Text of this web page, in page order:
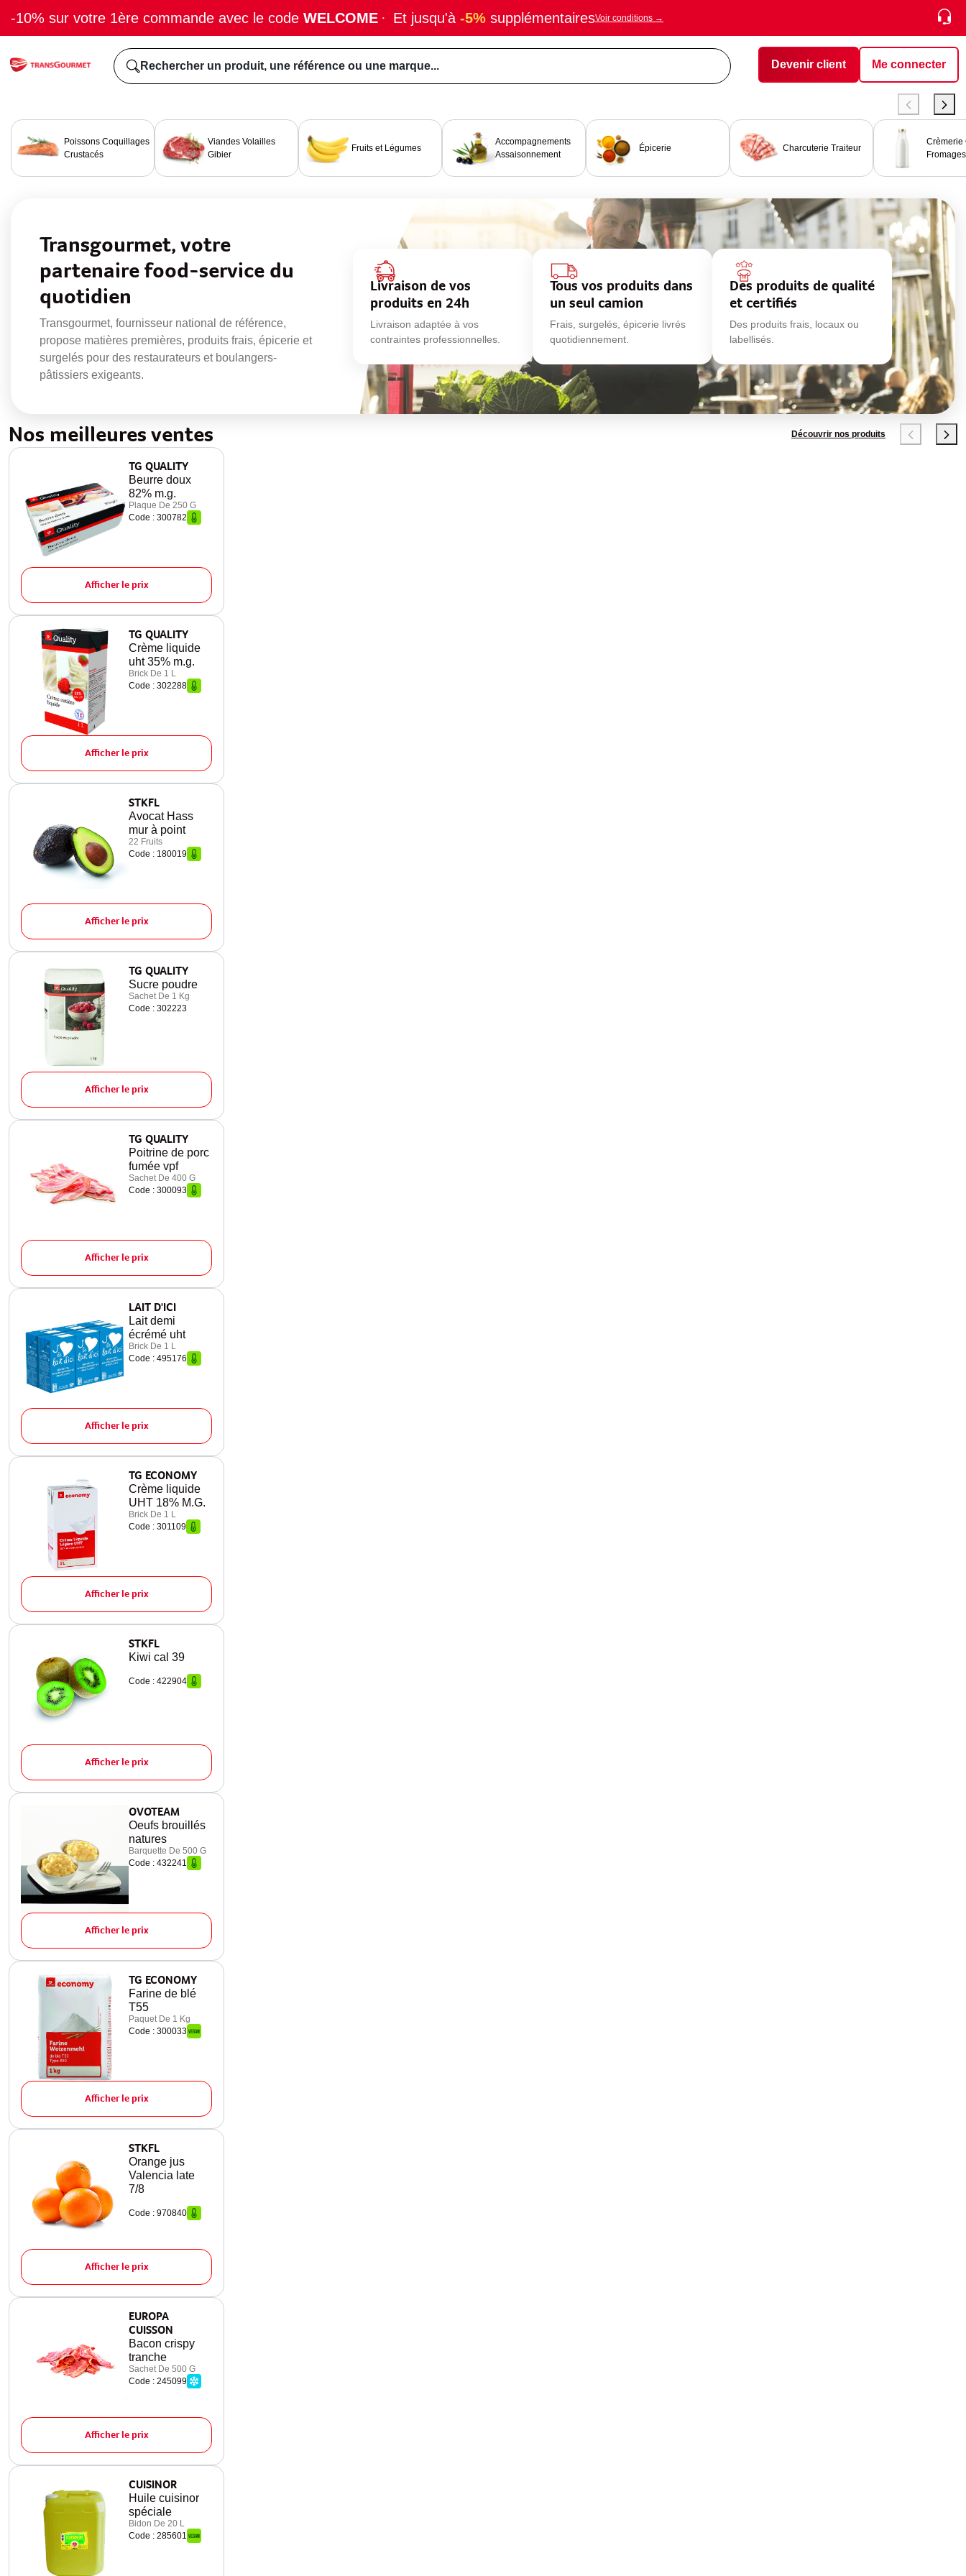
-10% sur votre 1ère commande avec le code WELCOME · Et jusqu'à -5% supplémentairesVoir conditions →
Rechercher un produit, une référence ou une marque... Devenir client Me connecter
Poissons Coquillages
Crustacés
Viandes Volailles
Gibier
Fruits et Légumes
Accompagnements
Assaisonnement
Épicerie Charcuterie Traiteur
Fromages
Transgourmet, votre
partenaire food-service du
quotidien
Transgourmet, fournisseur national de référence,
propose matières premières, produits frais, épicerie et
surgelés pour des restaurateurs et boulangers-
pâtissiers exigeants.
Livraison de vos
produits en 24h
Livraison adaptée à vos
contraintes professionnelles.
Tous vos produits dans
un seul camion
Frais, surgelés, épicerie livrés
quotidiennement.
Des produits de qualité
et certifiés
Des produits frais, locaux ou
labellisés.
Nos meilleures ventes Découvrir nos produits
TG QUALITY
Beurre doux
82% m.g.
Plaque De 250 G
Code : 300782
Afficher le prix
TG QUALITY
Crème liquide
uht 35% m.g.
Brick De 1 L
Code : 302288
Afficher le prix
STKFL
Avocat Hass
mur à point
22 Fruits
Code : 180019
Afficher le prix
TG QUALITY
Sucre poudre
Sachet De 1 Kg
Code : 302223
Afficher le prix
TG QUALITY
Poitrine de porc
fumée vpf
Sachet De 400 G
Code : 300093
Afficher le prix
LAIT D'ICI
Lait demi
écrémé uht
Brick De 1 L
Code : 495176
Afficher le prix
TG ECONOMY
Crème liquide
UHT 18% M.G.
Brick De 1 L
Code : 301109
Afficher le prix
STKFL
Kiwi cal 39
Code : 422904
Afficher le prix
OVOTEAM
Oeufs brouillés
natures
Barquette De 500 G
Code : 432241
Afficher le prix
TG ECONOMY
Farine de blé
T55
Paquet De 1 Kg
Code : 300033
Afficher le prix
STKFL
Orange jus
Valencia late
7/8
Code : 970840
Afficher le prix
EUROPA
CUISSON
Bacon crispy
tranche
Sachet De 500 G
Code : 245099
Afficher le prix
CUISINOR
Huile cuisinor
spéciale
Bidon De 20 L
Code : 285601